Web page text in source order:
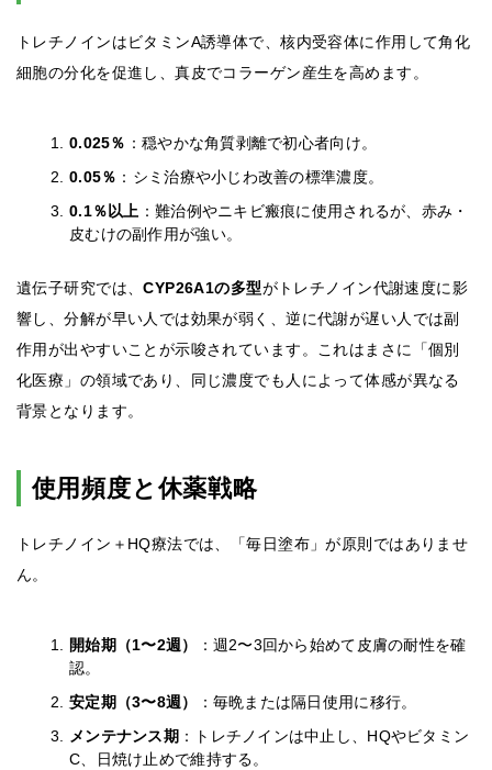
トレチノインはビタミンA誘導体で、核内受容体に作用して角化
細胞の分化を促進し、真皮でコラーゲン産生を高めます。
0.025％ ：穏やかな角質剥離で初心者向け。
0.05％ ：シミ治療や小じわ改善の標準濃度。
0.1％以上 ：難治例やニキビ瘢痕に使用されるが、赤み・
皮むけの副作用が強い。
遺伝子研究では、CYP26A1の多型がトレチノイン代謝速度に影
響し、分解が早い人では効果が弱く、逆に代謝が遅い人では副
作用が出やすいことが示唆されています。これはまさに「個別
化医療」の領域であり、同じ濃度でも人によって体感が異なる
背景となります。
使用頻度と休薬戦略
トレチノイン＋HQ療法では、「毎日塗布」が原則ではありませ
ん。
開始期（1〜2週）
：週2〜3回から始めて皮膚の耐性を確
認。
安定期（3〜8週）
：毎晩または隔日使用に移行。
メンテナンス期 ：トレチノインは中止し、HQやビタミン
C、日焼け止めで維持する。